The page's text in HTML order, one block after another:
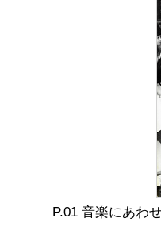
音楽にあわ